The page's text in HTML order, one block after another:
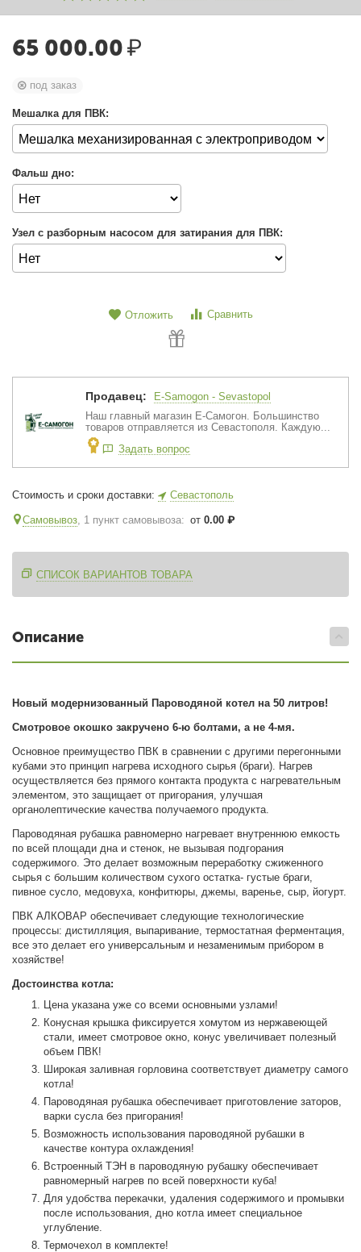
65 000.00₽
под заказ
Мешалка для ПВК:
Фальш дно:
Узел с разборным насосом для затирания для ПВК:
Отложить Сравнить
Продавец:
E-Samogon - Sevastopol
Наш главный магазин Е-Самогон. Большинство
товаров отправляется из Севастополя. Каждую...
Задать вопрос
Стоимость и сроки доставки: Севастополь
Самовывоз, 1 пункт самовывоза: от0.00 ₽
СПИСОК ВАРИАНТОВ ТОВАРА
Описание
Новый модернизованный Пароводяной котел на 50 литров!
Смотровое окошко закручено 6-ю болтами, а не 4-мя.
Основное преимущество ПВК в сравнении с другими перегонными
кубами это принцип нагрева исходного сырья (браги). Нагрев
осуществляется без прямого контакта продукта с нагревательным
элементом, это защищает от пригорания, улучшая
органолептические качества получаемого продукта.
Пароводяная рубашка равномерно нагревает внутреннюю емкость
по всей площади дна и стенок, не вызывая подгорания
содержимого. Это делает возможным переработку сжиженного
сырья с большим количеством сухого остатка- густые браги,
пивное сусло, медовуха, конфитюры, джемы, варенье, сыр, йогурт.
ПВК АЛКОВАР обеспечивает следующие технологические
процессы: дистилляция, выпаривание, термостатная ферментация,
все это делает его универсальным и незаменимым прибором в
хозяйстве!
Достоинства котла:
Цена указана уже со всеми основными узлами!
Конусная крышка фиксируется хомутом из нержавеющей
стали, имеет смотровое окно, конус увеличивает полезный
объем ПВК!
Широкая заливная горловина соответствует диаметру самого
котла!
Пароводяная рубашка обеспечивает приготовление заторов,
варки сусла без пригорания!
Возможность использования пароводяной рубашки в
качестве контура охлаждения!
Встроенный ТЭН в пароводяную рубашку обеспечивает
равномерный нагрев по всей поверхности куба!
Для удобства перекачки, удаления содержимого и промывки
после использования, дно котла имеет специальное
углубление.
Термочехол в комплекте!